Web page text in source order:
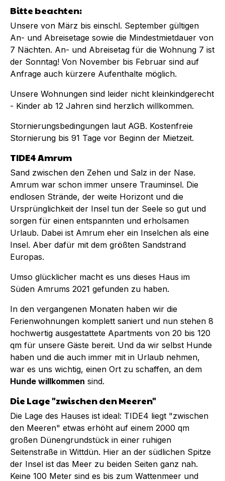
Bitte beachten:
Unsere von März bis einschl. September gültigen
An- und Abreisetage sowie die Mindestmietdauer von
7 Nächten. An- und Abreisetag für die Wohnung 7 ist
der Sonntag! Von November bis Februar sind auf
Anfrage auch kürzere Aufenthalte möglich.
Unsere Wohnungen sind leider nicht kleinkindgerecht
- Kinder ab 12 Jahren sind herzlich willkommen.
Stornierungsbedingungen laut AGB. Kostenfreie
Stornierung bis 91 Tage vor Beginn der Mietzeit.
TIDE4 Amrum
Sand zwischen den Zehen und Salz in der Nase.
Amrum war schon immer unsere Trauminsel. Die
endlosen Strände, der weite Horizont und die
Ursprünglichkeit der Insel tun der Seele so gut und
sorgen für einen entspannten und erholsamen
Urlaub. Dabei ist Amrum eher ein Inselchen als eine
Insel. Aber dafür mit dem größten Sandstrand
Europas.
Umso glücklicher macht es uns dieses Haus im
Süden Amrums 2021 gefunden zu haben.
In den vergangenen Monaten haben wir die
Ferienwohnungen komplett saniert und nun stehen 8
hochwertig ausgestattete Apartments von 20 bis 120
qm für unsere Gäste bereit. Und da wir selbst Hunde
haben und die auch immer mit in Urlaub nehmen,
war es uns wichtig, einen Ort zu schaffen, an dem
Hunde willkommen sind.
Die Lage "zwischen den Meeren"
Die Lage des Hauses ist ideal: TIDE4 liegt "zwischen
den Meeren" etwas erhöht auf einem 2000 qm
großen Dünengrundstück in einer ruhigen
Seitenstraße in Wittdün. Hier an der südlichen Spitze
der Insel ist das Meer zu beiden Seiten ganz nah.
Keine 100 Meter sind es bis zum Wattenmeer und